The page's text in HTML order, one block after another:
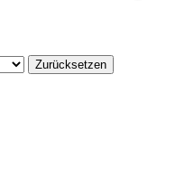
Zurücksetzen